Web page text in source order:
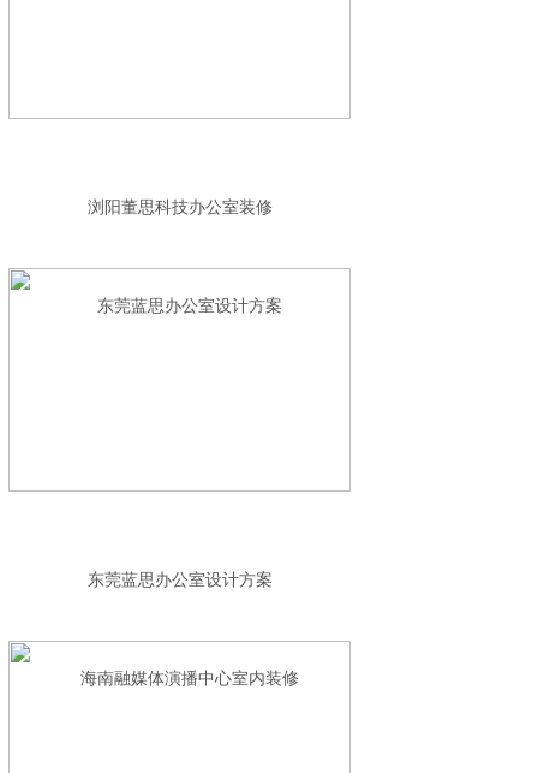
浏阳董思科技办公室装修
东莞蓝思办公室设计方案